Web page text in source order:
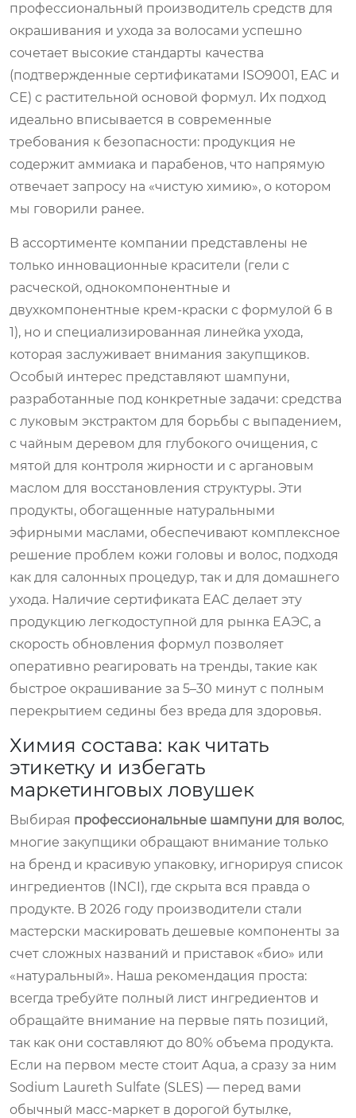
профессиональный производитель средств для
окрашивания и ухода за волосами успешно
сочетает высокие стандарты качества
(подтвержденные сертификатами ISO9001, EAC и
CE) с растительной основой формул. Их подход
идеально вписывается в современные
требования к безопасности: продукция не
содержит аммиака и парабенов, что напрямую
отвечает запросу на «чистую химию», о котором
мы говорили ранее.
В ассортименте компании представлены не
только инновационные красители (гели с
расческой, однокомпонентные и
двухкомпонентные крем-краски с формулой 6 в
1), но и специализированная линейка ухода,
которая заслуживает внимания закупщиков.
Особый интерес представляют шампуни,
разработанные под конкретные задачи: средства
с луковым экстрактом для борьбы с выпадением,
с чайным деревом для глубокого очищения, с
мятой для контроля жирности и с аргановым
маслом для восстановления структуры. Эти
продукты, обогащенные натуральными
эфирными маслами, обеспечивают комплексное
решение проблем кожи головы и волос, подходя
как для салонных процедур, так и для домашнего
ухода. Наличие сертификата EAC делает эту
продукцию легкодоступной для рынка ЕАЭС, а
скорость обновления формул позволяет
оперативно реагировать на тренды, такие как
быстрое окрашивание за 5–30 минут с полным
перекрытием седины без вреда для здоровья.
Химия состава: как читать
этикетку и избегать
маркетинговых ловушек
Выбирая профессиональные шампуни для волос,
многие закупщики обращают внимание только
на бренд и красивую упаковку, игнорируя список
ингредиентов (INCI), где скрыта вся правда о
продукте. В 2026 году производители стали
мастерски маскировать дешевые компоненты за
счет сложных названий и приставок «био» или
«натуральный». Наша рекомендация проста:
всегда требуйте полный лист ингредиентов и
обращайте внимание на первые пять позиций,
так как они составляют до 80% объема продукта.
Если на первом месте стоит Aqua, а сразу за ним
Sodium Laureth Sulfate (SLES) — перед вами
обычный масс-маркет в дорогой бутылке,